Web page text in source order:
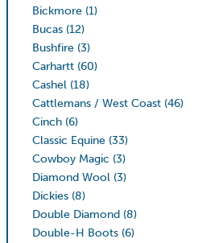
Bickmore (1)
Bucas (12)
Bushfire (3)
Carhartt (60)
Cashel (18)
Cattlemans / West Coast (46)
Cinch (6)
Classic Equine (33)
Cowboy Magic (3)
Diamond Wool (3)
Dickies (8)
Double Diamond (8)
Double-H Boots (6)